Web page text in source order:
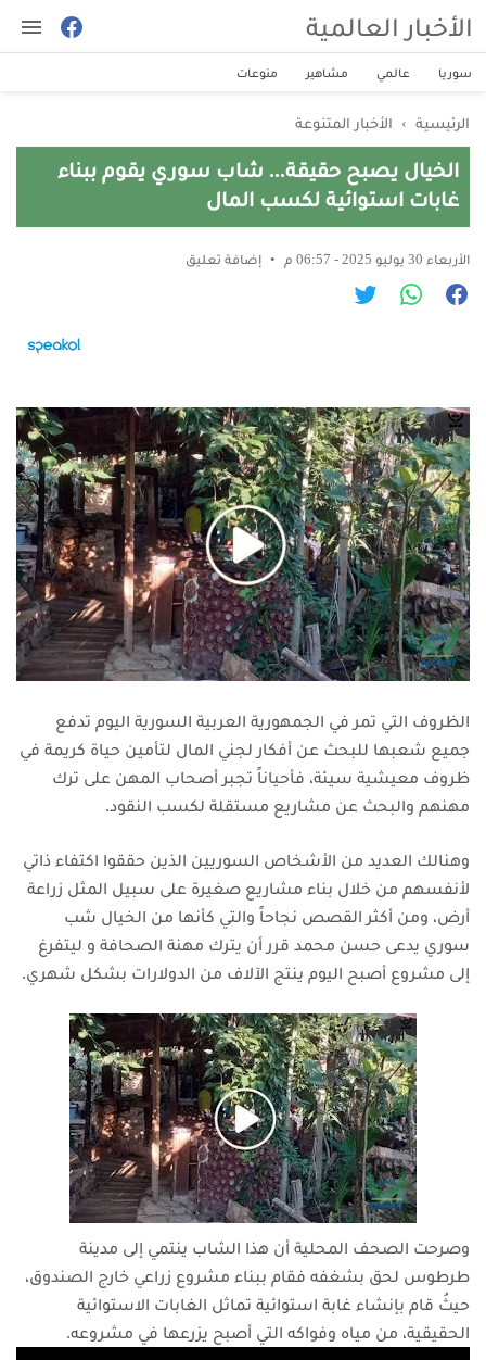
الأخبار العالمية
سوريا عالمي مشاهير منوعات
الرئيسية › الأخبار المتنوعة
الخيال يصبح حقيقة... شاب سوري يقوم ببناء
غابات استوائية لكسب المال
الأربعاء 30 يوليو 2025 - 06:57 م إضافة تعليق
الظروف التي تمر في الجمهورية العربية السورية اليوم تدفع
جميع شعبها للبحث عن أفكار لجني المال لتأمين حياة كريمة في
ظروف معيشية سيئة، فأحياناً تجبر أصحاب المهن على ترك
مهنهم والبحث عن مشاريع مستقلة لكسب النقود.
وهنالك العديد من الأشخاص السوريين الذين حققوا اكتفاء ذاتي
لأنفسهم من خلال بناء مشاريع صغيرة على سبيل المثل زراعة
أرض، ومن أكثر القصص نجاحاً والتي كأنها من الخيال شب
سوري يدعى حسن محمد قرر أن يترك مهنة الصحافة و ليتفرغ
إلى مشروع أصبح اليوم ينتج الآلاف من الدولارات بشكل شهري.
وصرحت الصحف المحلية أن هذا الشاب ينتمي إلى مدينة
طرطوس لحق بشغفه فقام ببناء مشروع زراعي خارج الصندوق،
حيثُ قام بإنشاء غابة استوائية تماثل الغابات الاستوائية
الحقيقية، من مياه وفواكه التي أصبح يزرعها في مشروعه.